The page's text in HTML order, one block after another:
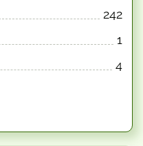
242
1
4